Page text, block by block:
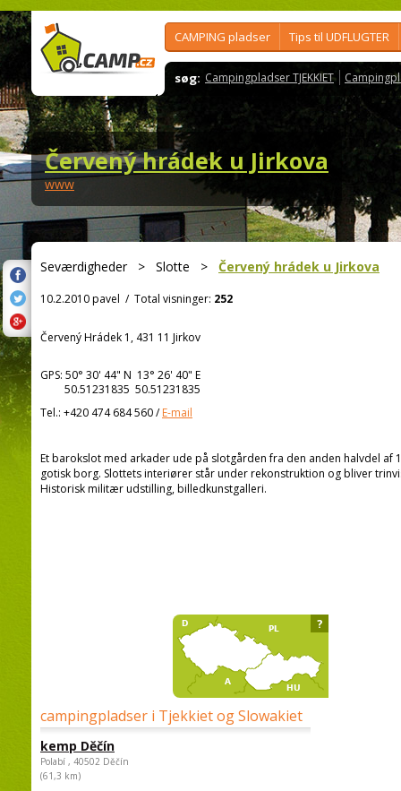
CAMPING pladser Tips til UDFLUGTER
søg: Campingpladser TJEKKIET
Červený hrádek u Jirkova
www
Seværdigheder> Slotte > Červený hrádek u Jirkova
10.2.2010 pavel / Total visninger: 252
Červený Hrádek 1, 431 11 Jirkov
GPS: 50° 30' 44" N 13° 26' 40" E
50.51231835 50.51231835
Tel.: +420 474 684 560/E-mail
Et barokslot med arkader ude på slotgården fra den anden halvdel af
gotisk borg. Slottets interiører står under rekonstruktion og bliver
Historisk militær udstilling, billedkunstgalleri.
campingpladser i Tjekkiet og Slowakiet
kemp Děčín
Polabí , 40502 Děčín
(61,3 km)
?